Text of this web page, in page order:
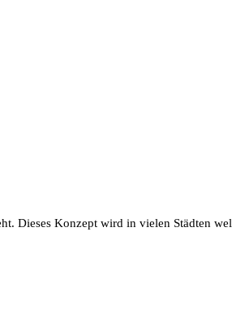
Dieses Konzept wird in vielen Städten